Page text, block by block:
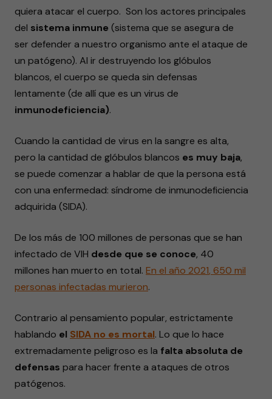
quiera atacar el cuerpo. Son los actores principales
del sistema inmune (sistema que se asegura de
ser defender a nuestro organismo ante el ataque de
un patógeno). Al ir destruyendo los glóbulos
blancos, el cuerpo se queda sin defensas
lentamente (de allí que es un virus de
inmunodeficiencia).
Cuando la cantidad de virus en la sangre es alta,
pero la cantidad de glóbulos blancos es muy baja,
se puede comenzar a hablar de que la persona está
con una enfermedad: síndrome de inmunodeficiencia
adquirida (SIDA).
De los más de 100 millones de personas que se han
infectado de VIH desde que se conoce, 40
millones han muerto en total. En el año 2021, 650 mil
personas infectadas murieron.
Contrario al pensamiento popular, estrictamente
hablando el SIDA no es mortal. Lo que lo hace
extremadamente peligroso es la falta absoluta de
defensas para hacer frente a ataques de otros
patógenos.